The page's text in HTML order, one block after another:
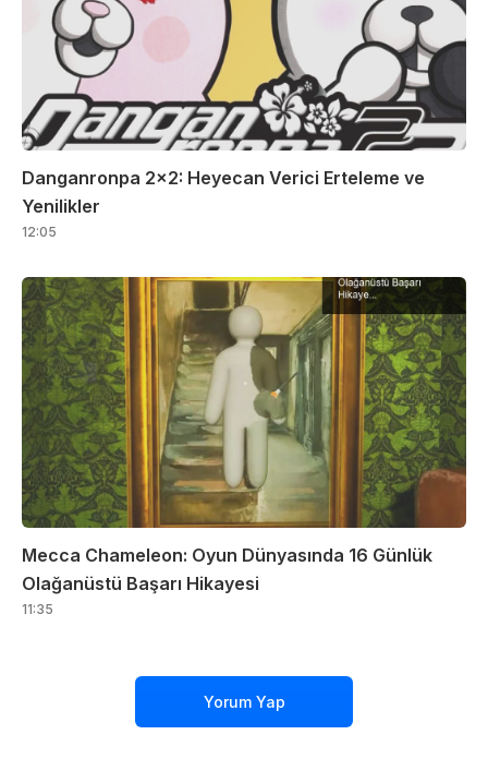
Danganronpa 2×2: Heyecan Verici Erteleme ve
Yenilikler
12:05
Mecca Chameleon: Oyun Dünyasında 16 Günlük
Olağanüstü Başarı Hikayesi
11:35
Yorum Yap